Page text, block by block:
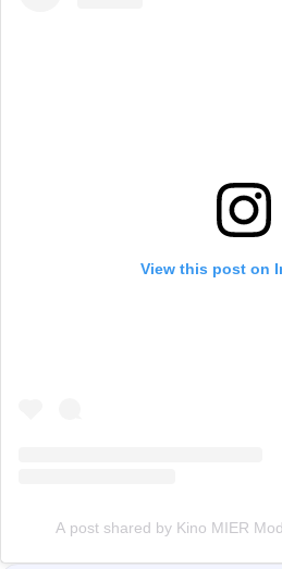
View this post on
A post shared by Kino MIER